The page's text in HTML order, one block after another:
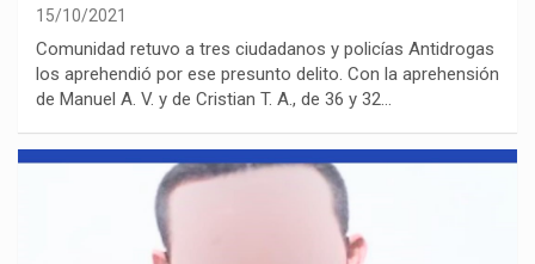
15/10/2021
Comunidad retuvo a tres ciudadanos y policías Antidrogas
los aprehendió por ese presunto delito. Con la aprehensión
de Manuel A. V. y de Cristian T. A., de 36 y 32…